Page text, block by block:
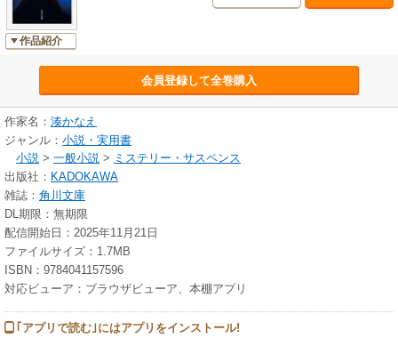
作品紹介
会員登録して全巻購入
作家名： 湊かなえ
ジャンル： 小説・実用書
小説 > 一般小説 > ミステリー・サスペンス
出版社： KADOKAWA
雑誌： 角川文庫
DL期限：無期限
配信開始日：2025年11月21日
ファイルサイズ：1.7MB
ISBN：9784041157596
対応ビューア：ブラウザビューア、本棚アプリ
｢アプリで読む｣にはアプリをインストール!